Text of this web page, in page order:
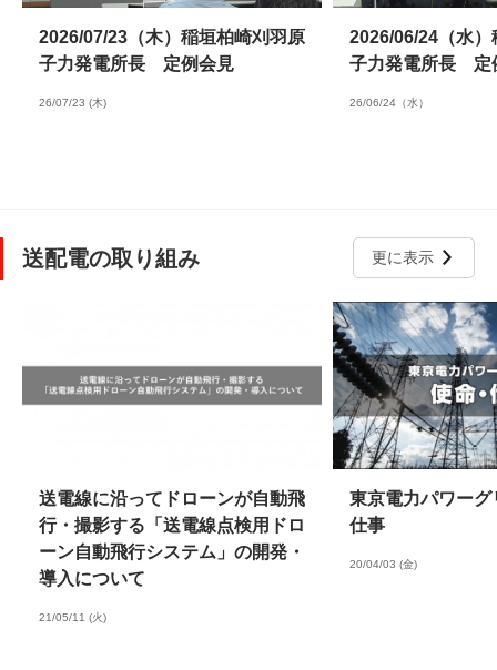
2026/07/23（木）稲垣柏崎刈羽原
子力発電所長 定例会見
26/07/23 (木)
2026/06/24（水
子力発電所長 定
26/06/24（水）
送配電の取り組み 更に表示
送電線に沿ってドローンが自動飛
行・撮影する「送電線点検用ドロ
ーン自動飛行システム」の開発・
導入について
21/05/11 (火)
東京電力パワー
仕事
20/04/03 (金)